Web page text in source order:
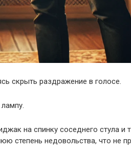
скрыть раздражение в голосе.
на спинку соседнего стула и
степень недовольства, что не